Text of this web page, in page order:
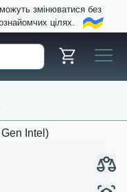
змінюватися без
цілях.
Intel)